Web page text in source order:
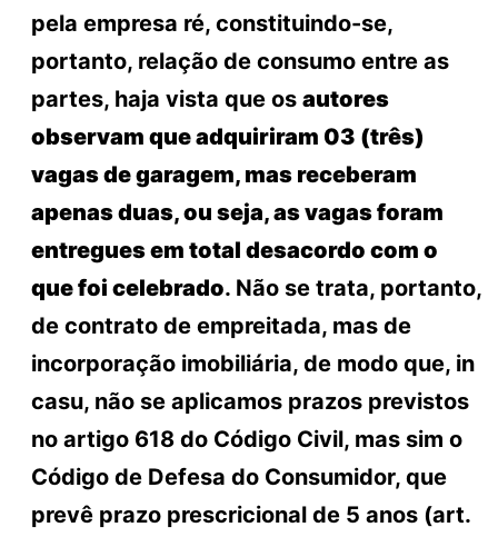
pela empresa ré, constituindo-se,
portanto, relação de consumo entre as
partes, haja vista que os autores
observam que adquiriram 03 (três)
vagas de garagem, mas receberam
apenas duas, ou seja, as vagas foram
entregues em total desacordo com o
que foi celebrado. Não se trata, portanto,
de contrato de empreitada, mas de
incorporação imobiliária, de modo que, in
casu, não se aplicamos prazos previstos
no artigo 618 do Código Civil, mas sim o
Código de Defesa do Consumidor, que
prevê prazo prescricional de 5 anos (art.